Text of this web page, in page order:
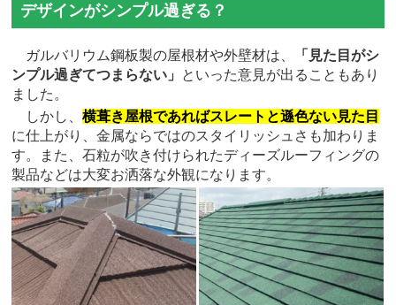
デザインがシンプル過ぎる？
ガルバリウム鋼板製の屋根材や外壁材は、
「見た目がシ
ンプル過ぎてつまらない」
といった意見が出ることもあり
ました。
しかし、横葺き屋根であればスレートと遜色ない見た目
に仕上がり、金属ならではのスタイリッシュさも加わりま
す。また、石粒が吹き付けられたディーズルーフィングの
製品などは大変お洒落な外観になります。